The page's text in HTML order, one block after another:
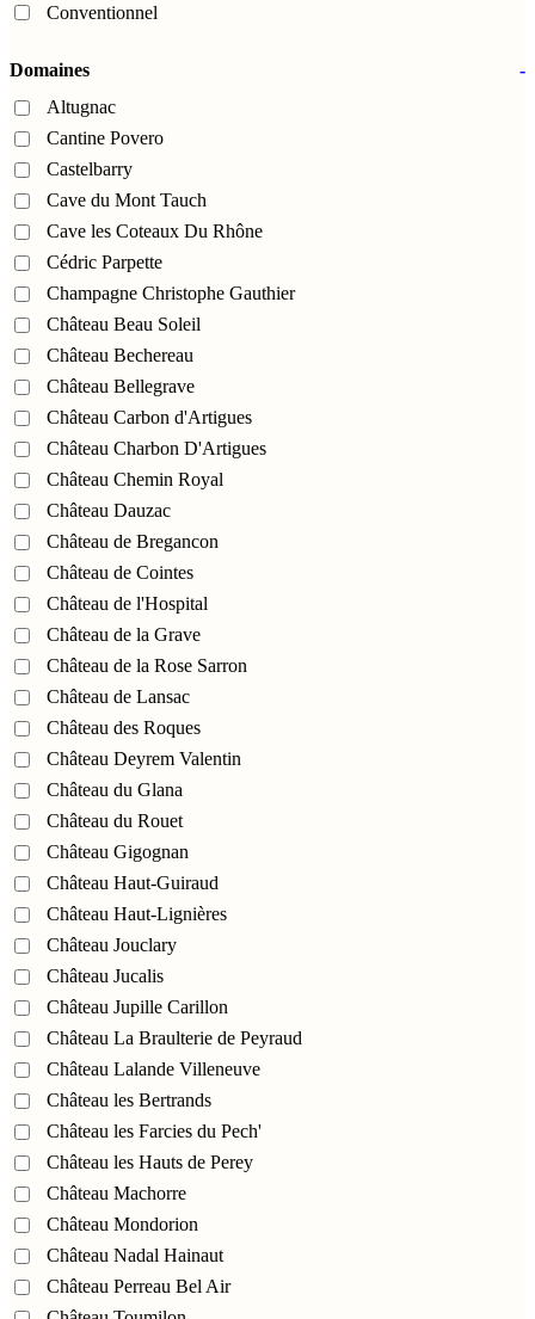
Conventionnel
Domaines
-
Altugnac
Cantine Povero
Castelbarry
Cave du Mont Tauch
Cave les Coteaux Du Rhône
Cédric Parpette
Champagne Christophe Gauthier
Château Beau Soleil
Château Bechereau
Château Bellegrave
Château Carbon d'Artigues
Château Charbon D'Artigues
Château Chemin Royal
Château Dauzac
Château de Bregancon
Château de Cointes
Château de l'Hospital
Château de la Grave
Château de la Rose Sarron
Château de Lansac
Château des Roques
Château Deyrem Valentin
Château du Glana
Château du Rouet
Château Gigognan
Château Haut-Guiraud
Château Haut-Lignières
Château Jouclary
Château Jucalis
Château Jupille Carillon
Château La Braulterie de Peyraud
Château Lalande Villeneuve
Château les Bertrands
Château les Farcies du Pech'
Château les Hauts de Perey
Château Machorre
Château Mondorion
Château Nadal Hainaut
Château Perreau Bel Air